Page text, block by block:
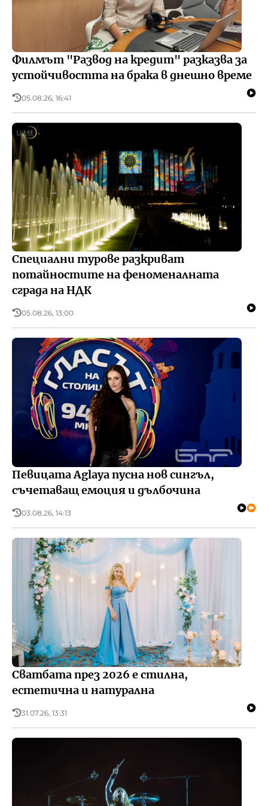
Адресите на любовта
Здрави и активни
Покана за пътуване
Детското.БНР
Архивен фонд на БНР
Филмът "Развод на кредит" разказва за
устойчивостта на брака в днешно време
05.08.26, 16:41
Специални турове разкриват
потайностите на феноменалната
сграда на НДК
05.08.26, 13:00
Певицата Aglaya пусна нов сингъл,
съчетаващ емоция и дълбочина
03.08.26, 14:13
Сватбата през 2026 е стилна,
естетична и натурална
31.07.26, 13:31